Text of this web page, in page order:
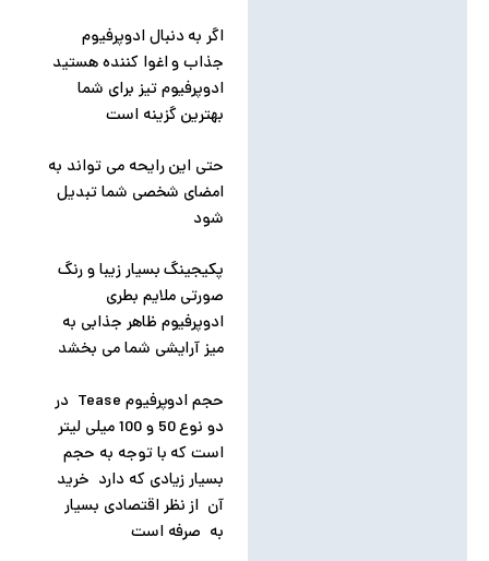
اگر به دنبال ادوپرفیوم
جذاب و اغوا کننده هستید
ادوپرفیوم تیز برای شما
بهترین گزینه است
حتی این رایحه می تواند به
امضای شخصی شما تبدیل
شود
پکیجینگ بسیار زیبا و رنگ
صورتی ملایم بطری
ادوپرفیوم ظاهر جذابی به
میز آرایشی شما می بخشد
حجم ادوپرفیوم Tease در
دو نوع 50 و 100 میلی لیتر
است که با توجه به حجم
بسیار زیادی که دارد خرید
آن از نظر اقتصادی بسیار
به صرفه است